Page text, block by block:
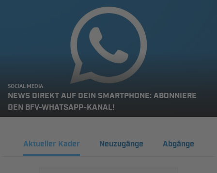
SOCIAL MEDIA
NEWS DIREKT AUF DEIN SMARTPHONE: ABONNIERE
DEN BFV-WHATSAPP-KANAL!
Aktueller Kader Neuzugänge Abgänge